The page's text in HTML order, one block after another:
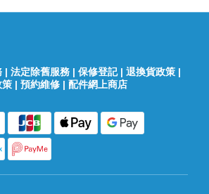
| 法定除舊服務 | 保修登記| 退換貨政策 |
策 | 預約維修 | 配件網上商店